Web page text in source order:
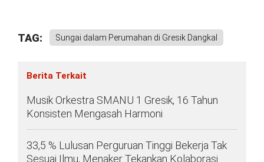
TAG: Sungai dalam Perumahan di Gresik Dangkal
Berita Terkait
Musik Orkestra SMANU 1 Gresik, 16 Tahun
Konsisten Mengasah Harmoni
33,5 % Lulusan Perguruan Tinggi Bekerja Tak
Sesuai Ilmu, Menaker Tekankan Kolaborasi